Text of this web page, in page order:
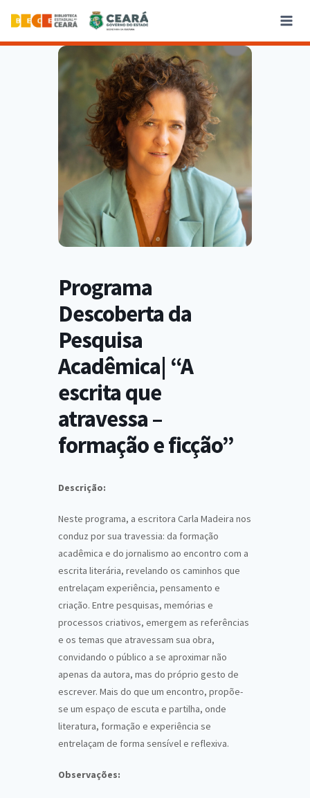
Programa
Descoberta da
Pesquisa
Acadêmica| “A
escrita que
atravessa –
formação e ficção”
Descrição:
Neste programa, a escritora Carla Madeira nos
conduz por sua travessia: da formação
acadêmica e do jornalismo ao encontro com a
escrita literária, revelando os caminhos que
entrelaçam experiência, pensamento e
criação. Entre pesquisas, memórias e
processos criativos, emergem as referências
e os temas que atravessam sua obra,
convidando o público a se aproximar não
apenas da autora, mas do próprio gesto de
escrever. Mais do que um encontro, propõe-
se um espaço de escuta e partilha, onde
literatura, formação e experiência se
entrelaçam de forma sensível e reflexiva.
Observações: